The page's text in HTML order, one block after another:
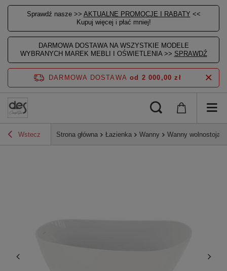
Sprawdź nasze >> AKTUALNE PROMOCJE I RABATY <<
Kupuj więcej i płać mniej!
DARMOWA DOSTAWA NA WSZYSTKIE MODELE
WYBRANYCH MAREK MEBLI I OŚWIETLENIA >> SPRAWDŹ
DARMOWA DOSTAWA od 2 000,00 zł
Wstecz Strona główna Łazienka Wanny Wanny wolnostojące